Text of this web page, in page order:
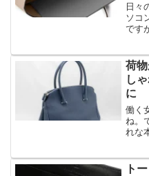
日々
ソコ
です
て
で
どう
のに
ップ
荷
し
に
働く
ね。
れな
使
A4
ッ
ト